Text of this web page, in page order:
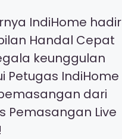
IndiHome hadir
Handal Cepat
keunggulan
Petugas IndiHome
dari
Pemasangan Live